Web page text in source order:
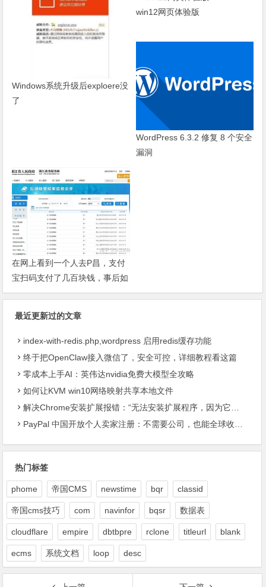
所属分类： 业界关注
赞0
本站收录文章，于2015年7月7日
Windows系统升级后exploere没
了
果小姐被抓后会不会JC根据转
账记录找上门来?
最近更新过的文章
index-with-redis.php,wordpress 启用redis缓存功能
终于把OpenClaw接入微信了，安全可控，详细教程看这篇
零成本上手AI：英伟达nvidia免费大模型全攻略
如何让KVM win10网络映射共享本地文件